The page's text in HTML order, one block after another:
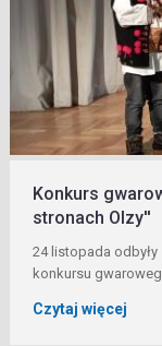
Konkurs
stronach Olzy''
24 listopada
konkursu
Czytaj więcej